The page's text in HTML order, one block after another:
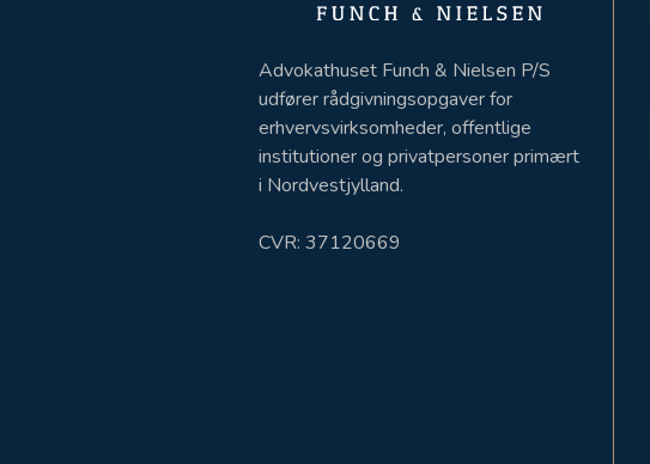
Advokathuset Funch & Nielsen P/S
udfører rådgivningsopgaver for
erhvervsvirksomheder, offentlige
institutioner og privatpersoner primært
i Nordvestjylland.
CVR: 37120669